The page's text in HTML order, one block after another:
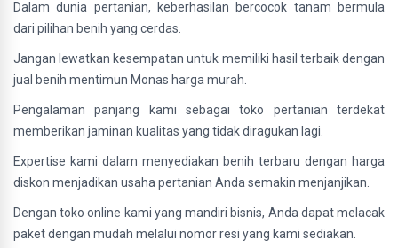
Dalam dunia pertanian, keberhasilan bercocok tanam bermula
dari pilihan benih yang cerdas.
Jangan lewatkan kesempatan untuk memiliki hasil terbaik dengan
jual benih mentimun Monas harga murah.
Pengalaman panjang kami sebagai toko pertanian terdekat
memberikan jaminan kualitas yang tidak diragukan lagi.
Expertise kami dalam menyediakan benih terbaru dengan harga
diskon menjadikan usaha pertanian Anda semakin menjanjikan.
Dengan toko online kami yang mandiri bisnis, Anda dapat melacak
paket dengan mudah melalui nomor resi yang kami sediakan.